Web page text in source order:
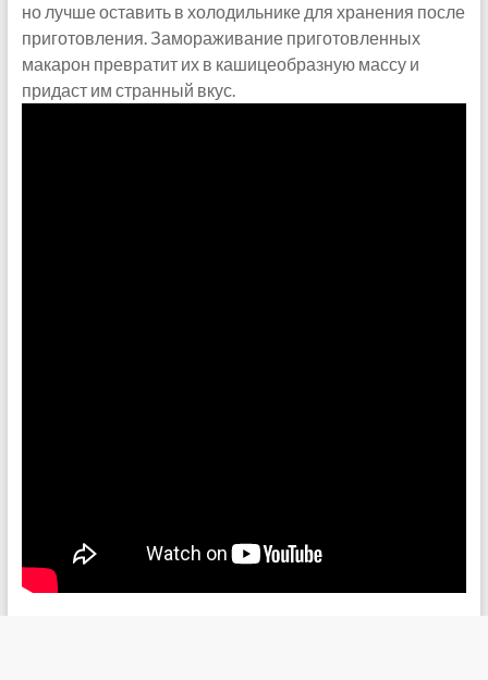
но лучше оставить в холодильнике для хранения после
приготовления. Замораживание приготовленных
макарон превратит их в кашицеобразную массу и
придаст им странный вкус.